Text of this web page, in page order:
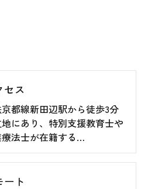
セス
都線新田辺駅から徒歩3分
にあり、特別支援教育士や
法士が在籍する…
ート